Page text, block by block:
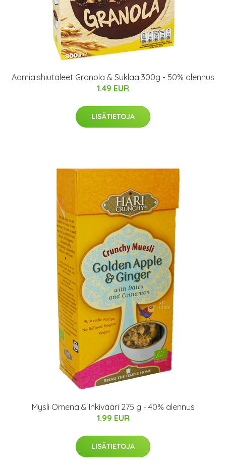
Aamiaishiutaleet Granola & Suklaa 300g - 50% alennus
1.49 EUR
LISÄTIETOJA
Mysli Omena & Inkivääri 275 g - 40% alennus
1.99 EUR
LISÄTIETOJA